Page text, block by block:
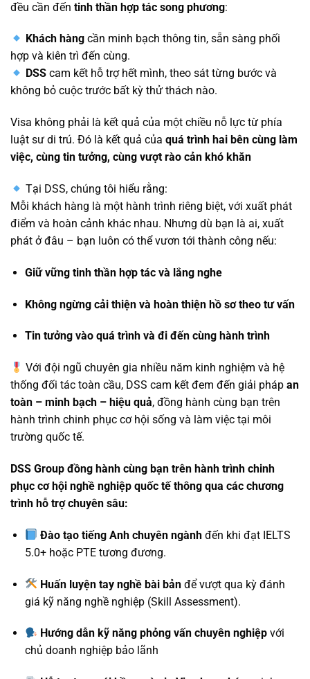
đều cần đến tinh thần hợp tác song phương:
Khách hàng cần minh bạch thông tin, sẵn sàng phối
hợp và kiên trì đến cùng.
DSS cam kết hỗ trợ hết mình, theo sát từng bước và
không bỏ cuộc trước bất kỳ thử thách nào.
Visa không phải là kết quả của một chiều nỗ lực từ phía
luật sư di trú. Đó là kết quả của quá trình hai bên cùng làm
việc, cùng tin tưởng, cùng vượt rào cản khó khăn
Tại DSS, chúng tôi hiểu rằng:
Mỗi khách hàng là một hành trình riêng biệt, với xuất phát
điểm và hoàn cảnh khác nhau. Nhưng dù bạn là ai, xuất
phát ở đâu – bạn luôn có thể vươn tới thành công nếu:
Giữ vững tinh thần hợp tác và lắng nghe
Không ngừng cải thiện và hoàn thiện hồ sơ theo tư vấn
Tin tưởng vào quá trình và đi đến cùng hành trình
Với đội ngũ chuyên gia nhiều năm kinh nghiệm và hệ
thống đối tác toàn cầu, DSS cam kết đem đến giải pháp an
toàn – minh bạch – hiệu quả, đồng hành cùng bạn trên
hành trình chinh phục cơ hội sống và làm việc tại môi
trường quốc tế.
DSS Group đồng hành cùng bạn trên hành trình chinh
phục cơ hội nghề nghiệp quốc tế thông qua các chương
trình hỗ trợ chuyên sâu:
Đào tạo tiếng Anh chuyên ngành đến khi đạt IELTS
5.0+ hoặc PTE tương đương.
Huấn luyện tay nghề bài bản để vượt qua kỳ đánh
giá kỹ năng nghề nghiệp (Skill Assessment).
Hướng dẫn kỹ năng phỏng vấn chuyên nghiệp với
chủ doanh nghiệp bảo lãnh